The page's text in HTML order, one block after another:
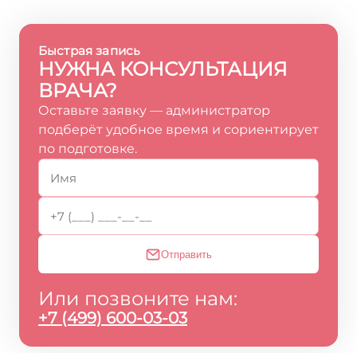
Быстрая запись
НУЖНА КОНСУЛЬТАЦИЯ
ВРАЧА?
Оставьте заявку — администратор
подберёт удобное время и сориентирует
по подготовке.
Отправить
Или позвоните нам:
+7 (499) 600-03-03